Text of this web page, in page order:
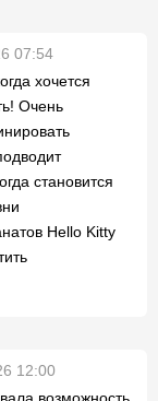
07:54
хочется
Очень
становится
Hello Kitty
12:00